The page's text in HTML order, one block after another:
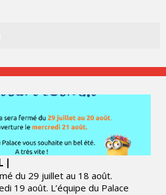
|
du 29 juillet au 18 août.
19 août. L’équipe du Palace